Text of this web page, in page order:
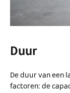
Duur
De duur van een
factoren: de